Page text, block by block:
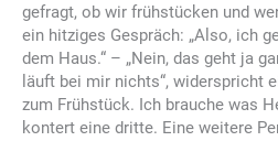
gefragt, ob wir frühstücken und
ein hitziges Gespräch: „Also, ich
dem Haus.“ – „Nein, das geht ja
läuft bei mir nichts“, widerspricht
zum Frühstück. Ich brauche was
kontert eine dritte. Eine weitere